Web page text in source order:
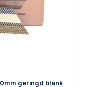
geringd blank